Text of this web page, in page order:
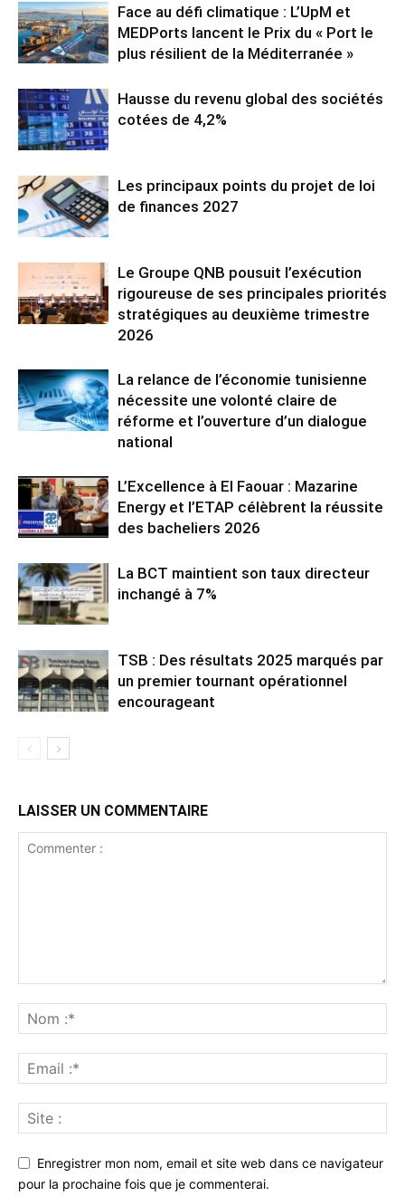
Face au défi climatique : L’UpM et
MEDPorts lancent le Prix du « Port le
plus résilient de la Méditerranée »
Hausse du revenu global des sociétés
cotées de 4,2%
Les principaux points du projet de loi
de finances 2027
Le Groupe QNB pousuit l’exécution
rigoureuse de ses principales priorités
stratégiques au deuxième trimestre
2026
La relance de l’économie tunisienne
nécessite une volonté claire de
réforme et l’ouverture d’un dialogue
national
L’Excellence à El Faouar : Mazarine
Energy et l’ETAP célèbrent la réussite
des bacheliers 2026
La BCT maintient son taux directeur
inchangé à 7%
TSB : Des résultats 2025 marqués par
un premier tournant opérationnel
encourageant
LAISSER UN COMMENTAIRE
Enregistrer mon nom, email et site web dans ce navigateur
pour la prochaine fois que je commenterai.